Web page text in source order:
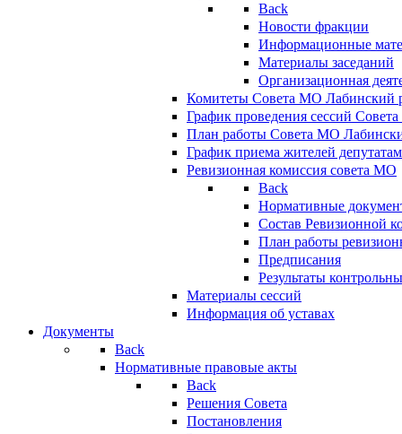
Back
Новости фракции
Информационные
Материалы заседаний
Организационная
Комитеты Совета МО Лабинский
График проведения сессий
План работы Совета МО
График приема жителей
Ревизионная комиссия совета МО
Back
Нормативные
Состав Ревизионной
План работы
Предписания
Результаты
Материалы сессий
Информация об уставах
Документы
Back
Нормативные правовые акты
Back
Решения Совета
Постановления